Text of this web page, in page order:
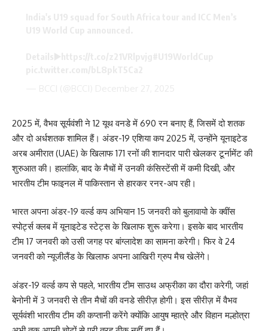
2025 में, वैभव सूर्यवंशी ने 12 यूथ वनडे में 690 रन बनाए हैं, जिसमें दो शतक
और दो अर्धशतक शामिल हैं। अंडर-19 एशिया कप 2025 में, उन्होंने यूनाइटेड
अरब अमीरात (UAE) के खिलाफ 171 रनों की शानदार पारी खेलकर टूर्नामेंट की
शुरुआत की। हालांकि, बाद के मैचों में उनकी कंसिस्टेंसी में कमी दिखी, और
भारतीय टीम फाइनल में पाकिस्तान से हारकर रनर-अप रही।
भारत अपना अंडर-19 वर्ल्ड कप अभियान 15 जनवरी को बुलावायो के क्वींस
स्पोर्ट्स क्लब में यूनाइटेड स्टेट्स के खिलाफ शुरू करेगा। इसके बाद भारतीय
टीम 17 जनवरी को उसी जगह पर बांग्लादेश का सामना करेगी। फिर वे 24
जनवरी को न्यूजीलैंड के खिलाफ अपना आखिरी ग्रुप मैच खेलेंगे।
अंडर-19 वर्ल्ड कप से पहले, भारतीय टीम साउथ अफ्रीका का दौरा करेगी, जहां
बेनोनी में 3 जनवरी से तीन मैचों की वनडे सीरीज़ होगी। इस सीरीज़ में वैभव
सूर्यवंशी भारतीय टीम की कप्तानी करेंगे क्योंकि आयुष म्हात्रे और विहान मल्होत्रा ​​